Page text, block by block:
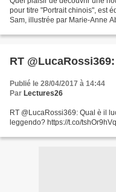
pour titre "Portrait chinois", est
Sam, illustrée par Marie-Anne
RT
Publié le 28/04/2017 à 14:44
Par Lectures26
RT @LucaRossi369: Qual è il
leggendo? https://t.co/